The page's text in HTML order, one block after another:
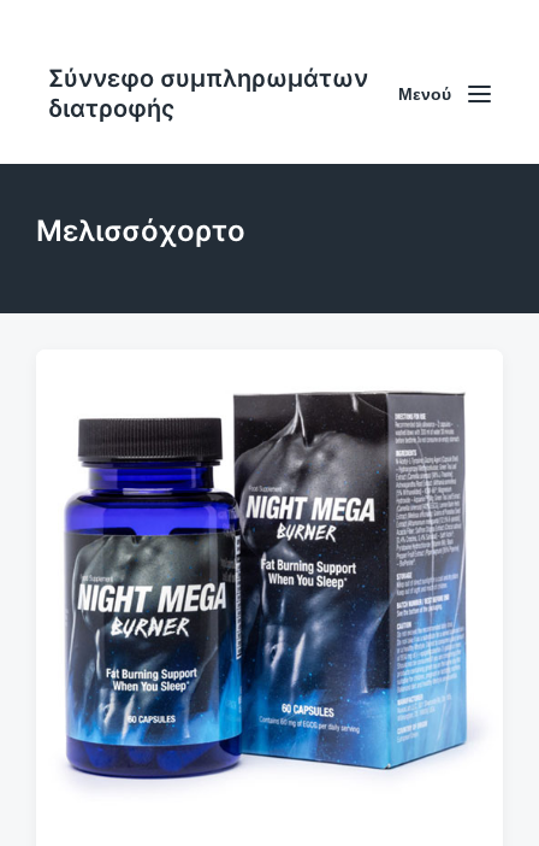
Σύννεφο συμπληρωμάτων
διατροφής
Μενού
Μελισσόχορτο